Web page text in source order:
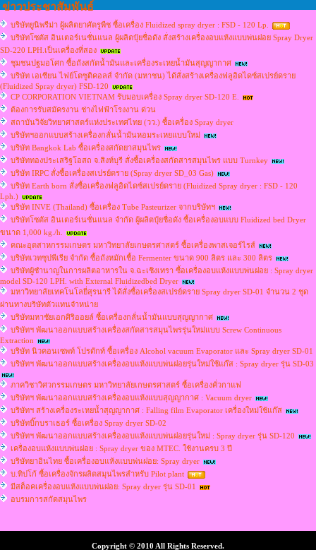
ข่าวประชาสัมพันธ์
บริษัทยูนิพรีม่า ผู้ผลิตยาศัตรูพืช ซื้อเครื่อง Fluidized spray dryer : FSD - 120 Lp.
บริษัทโซตัส อินเตอร์เนชั่นแนล ผู้ผลิตปุ๋ยชื่อดัง สั่งสร้างเครื่องอบแห้งแบบพ่นฝอย Spray Dryer
SD-220 LPH.เป็นเครื่องที่สอง
ชุมชนปฐมอโศก ซื้อถังสกัดน้ำมันและเครื่องระเหยน้ำมันสุญญากาศ
บริษัท เอเซียน ไฟย์โตซูติคอลส์ จำกัด (มหาชน) ได้สั่งสร้างเครื่องฟลูอิดไดซ์สเปรย์ดราย
(Fluidized Spray dryer) FSD-120
CP CORPORATION VIETNAM รับมอบเครื่อง Spray dryer SD-120 E.
ต้องการรับสมัครงาน ช่างไฟฟ้าโรงงาน ด่วน
สถาบันวิจัยวิทยาศาสตร์แห่งประเทศไทย (วว.) ซื้อเครื่อง Spray dryer
บริษัทฯออกแบบสร้างเครื่องกลั่นน้ำมันหอมระเหยแบบใหม่
บริษัท Bangkok Lab ซื้อเครื่องสกัดยาสมุนไพร
บริษัททองประเสริฐโอสถ จ.สิงห์บุรี สั่งซื้อเครื่องสกัดสารสมุนไพร แบบ Turnkey
บริษัท IRPC สั่งซื้อเครื่องสเปรย์ดราย (Spray dryer SD_03 Gas)
บริษัท Earth born สั่งซื้อเครื่องฟลูอิดไดซ์สเปรย์ดราย (Fluidized Spray dryer : FSD - 120
Lph.)
บริษัท INVE (Thailand) ซื้อเครื่อง Tube Pasteurizer จากบริษัทฯ
บริษัทโซตัส อินเตอร์เนชั่นแนล จำกัด ผู้ผลิตปุ๋ยชื่อดัง ซื้อเครื่องอบแบบ Fluidized bed Dryer
ขนาด 1,000 kg./h.
คณะอุตสาหกรรมเกษตร มหาวิทยาลัยเกษตรศาสตร์ ซื้อเครื่องพาสเจอร์ไรส์
บริษัทเวทซุปพีเรีย จำกัด ซื้อถังหมักเชื้อ Fermenter ขนาด 900 ลิตร และ 300 ลิตร
บริษัทผู้ชำนาญในการผลิตอาหารใน จ.ฉะเชิงเทรา ซื้อเครื่องอบแห้งแบบพ่นฝอย : Spray dryer
model SD-120 LPH. with External Fluidizedbed Dryer
มหาวิทยาลัยเทคโนโลยี่สุรนารี ได้สั่งซื้อเครื่องสเปรย์ดราย Spray dryer SD-01 จำนวน 2 ชุด
ผ่านทางบริษัทตัวแทนจำหน่าย
บริษัทมหาชัยเอกศิริออยล์ ซื้อเครื่องกลั่นน้ำมันแบบสุญญากาศ
บริษัทฯ พัฒนาออกแบบสร้างเครื่องสกัดสารสมุนไพรรุ่นใหม่แบบ Screw Continuous
Extraction
บริษัท นิวคอนเซพท์ โปรดักท์ ซื้อเครื่อง Alcohol vacuum Evaporator และ Spray dryer SD-01
บริษัทฯ พัฒนาออกแบบสร้างเครื่องอบแห้งแบบพ่นฝอยรุ่นใหม่ใช้แก๊ส : Spray dryer รุ่น SD-03
ภาควิชาวิศวกรรมเกษตร มหาวิทยาลัยเกษตรศาสตร์ ซื้อเครื่องคั่วกาแฟ
บริษัทฯ พัฒนาออกแบบสร้างเครื่องอบแห้งแบบสุญญากาศ : Vacuum dryer
บริษัทฯ สร้างเครื่องระเหยน้ำสุญญากาศ : Falling film Evaporator เครื่องใหม่ใช้แก๊ส
บริษัทบิ๊กบราเธอร์ ซื้อเครื่อง Spray dryer SD-02
บริษัทฯ พัฒนาออกแบบสร้างเครื่องอบแห้งแบบพ่นฝอยรุ่นใหม่ : Spray dryer รุ่น SD-120
เครื่องอบแห้งแบบพ่นฝอย : Spray dryer ของ MTEC. ใช้งานครบ 3 ปี
บริษัทยาอินไทย ซื้อเครื่องอบแห้งแบบพ่นฝอย: Spray dryer
บ.ทิปโก้ ซื้อเครื่องจักรผลิตสมุนไพรสำหรับ Pilot plant
มีสต็อคเครื่องอบแห้งแบบพ่นฝอย: Spray dryer รุ่น SD-01
อบรมการสกัดสมุนไพร
Copyright © 2010 All Rights Reserved.